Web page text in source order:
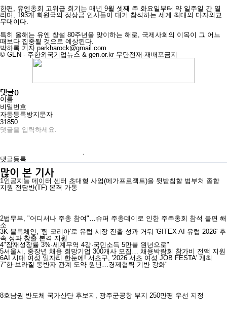
한편, 유엔총회 고위급 회기는 매년 9월 셋째 주 화요일부터 약 일주일 간 열
리며, 193개 회원국의 정상급 인사들이 대거 참석하는 세계 최대의 다자외교
무대이다.
특히 올해는 유엔 창설 80주년을 맞이하는 해로, 국제사회의 이목이 그 어느
때보다 집중될 것으로 예상된다.
박하록 기자 parkharock@gmail.com
© GEN - 주한외국기업뉴스 & gen.or.kr 무단전재-재배포금지
댓글0
이름
비밀번호
자동등록방지문자
31850
댓글등록
많이 본 기사
1인공지능 데이터 센터 초대형 사업(메가프로젝트)을 뒷받침할 범부처 종합
지원 전담반(TF) 본격 가동
2법무부, "어디서나 주총 참여"…슈퍼 주총데이로 인한 주주총회 참석 불편 해
소
3K-블록체인, '팀 코리아'로 유럽 시장 진출 성과 거둬 'GITEX AI 유럽 2026' 후
속 성과 창출 본격 지원
4"잠재성장률 3%·세계무역 4강·국민소득 5만불 원년으로"
5서울시, 중장년 채용 희망기업 300개사 모집… 채용박람회 참가비 전액 지원
6AI 시대 여성 일자리 한눈에! 서초구, '2026 서초 여성 JOB FESTA' 개최
7"한-브라질 동반자 관계 도약 원년…경제협력 기반 강화"
8호남권 반도체 국가산단 후보지, 광주군공항 부지 250만평 우선 지정